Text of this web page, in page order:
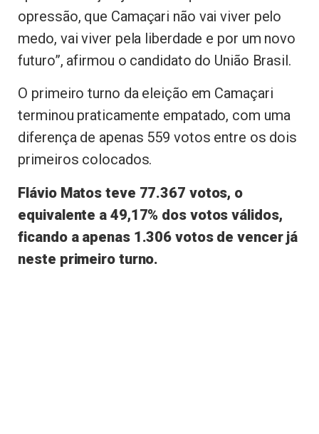
opressão, que Camaçari não vai viver pelo
medo, vai viver pela liberdade e por um novo
futuro”, afirmou o candidato do União Brasil.
O primeiro turno da eleição em Camaçari
terminou praticamente empatado, com uma
diferença de apenas 559 votos entre os dois
primeiros colocados.
Flávio Matos teve 77.367 votos, o
equivalente a 49,17% dos votos válidos,
ficando a apenas 1.306 votos de vencer já
neste primeiro turno.